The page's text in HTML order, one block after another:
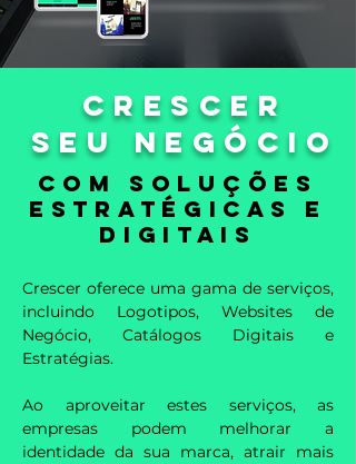
CRESCER
SEU NEGÓCIO
COM SOLUÇÕES
ESTRATÉGICAS E
DIGITAIS
Crescer oferece uma gama de serviços,
incluindo Logotipos, Websites de
Negócio, Catálogos Digitais e
Estratégias.
Ao aproveitar estes serviços, as
empresas podem melhorar a
identidade da sua marca, atrair mais